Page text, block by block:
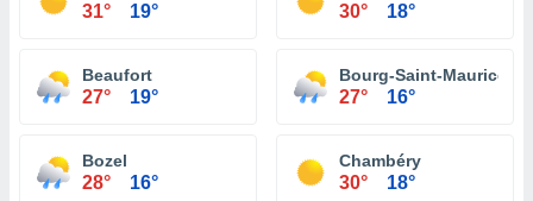
31° 19° 30° 18°
Beaufort
27° 19°
Bourg-Saint-Maurice
27° 16°
Bozel
28° 16°
Chambéry
30° 18°